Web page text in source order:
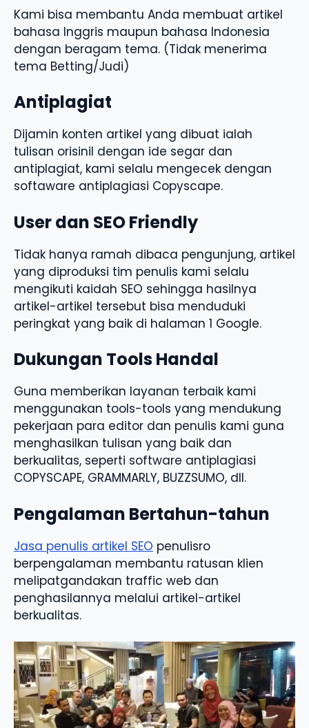
Kami bisa membantu Anda membuat artikel
bahasa Inggris maupun bahasa Indonesia
dengan beragam tema. (Tidak menerima
tema Betting/Judi)
Antiplagiat
Dijamin konten artikel yang dibuat ialah
tulisan orisinil dengan ide segar dan
antiplagiat, kami selalu mengecek dengan
softaware antiplagiasi Copyscape.
User dan SEO Friendly
Tidak hanya ramah dibaca pengunjung, artikel
yang diproduksi tim penulis kami selalu
mengikuti kaidah SEO sehingga hasilnya
artikel-artikel tersebut bisa menduduki
peringkat yang baik di halaman 1 Google.
Dukungan Tools Handal
Guna memberikan layanan terbaik kami
menggunakan tools-tools yang mendukung
pekerjaan para editor dan penulis kami guna
menghasilkan tulisan yang baik dan
berkualitas, seperti software antiplagiasi
COPYSCAPE, GRAMMARLY, BUZZSUMO, dll.
Pengalaman Bertahun-tahun
Jasa penulis artikel SEO penulisro
berpengalaman membantu ratusan klien
melipatgandakan traffic web dan
penghasilannya melalui artikel-artikel
berkualitas.